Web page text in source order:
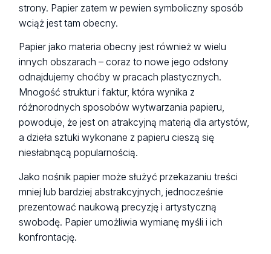
strony. Papier zatem w pewien symboliczny sposób
wciąż jest tam obecny.
Papier jako materia obecny jest również w wielu
innych obszarach – coraz to nowe jego odsłony
odnajdujemy choćby w pracach plastycznych.
Mnogość struktur i faktur, która wynika z
różnorodnych sposobów wytwarzania papieru,
powoduje, że jest on atrakcyjną materią dla artystów,
a dzieła sztuki wykonane z papieru cieszą się
niesłabnącą popularnością.
Jako nośnik papier może służyć przekazaniu treści
mniej lub bardziej abstrakcyjnych, jednocześnie
prezentować naukową precyzję i artystyczną
swobodę. Papier umożliwia wymianę myśli i ich
konfrontację.